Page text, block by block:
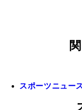
スポーツニュー